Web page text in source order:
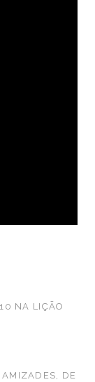
NA LIÇÃO
AMIZADES, DE